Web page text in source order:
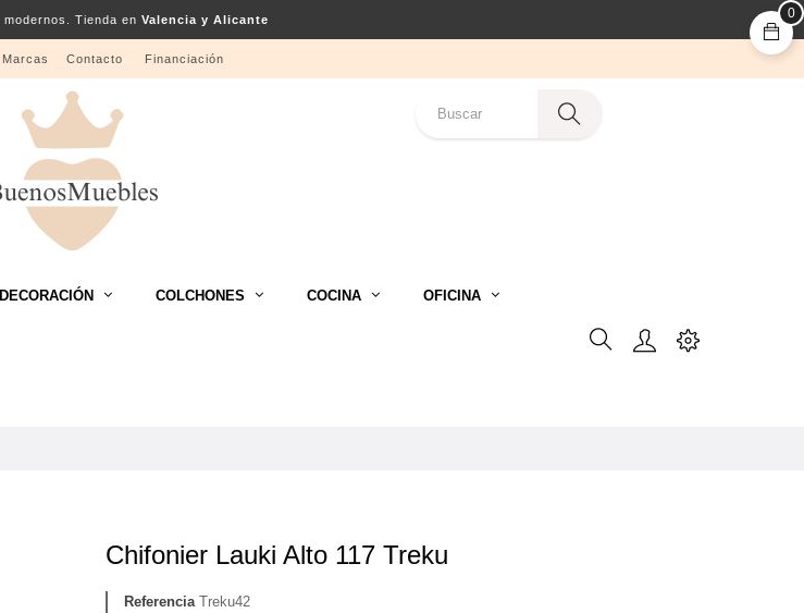
modernos. Tienda en Valencia y Alicante
Marcas Contacto Financiación
DECORACIÓN COLCHONES COCINA OFICINA
Chifonier Lauki Alto 117 Treku
Referencia Treku42
0